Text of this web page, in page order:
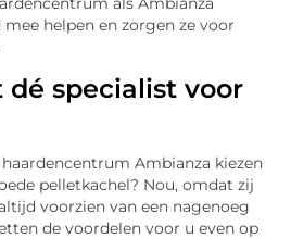
als Ambianza
helpen en zorgen ze voor
dé specialist voor
Ambianza kiezen
pelletkachel? Nou, omdat zij
voorzien van een nagenoeg
de voordelen voor u even op